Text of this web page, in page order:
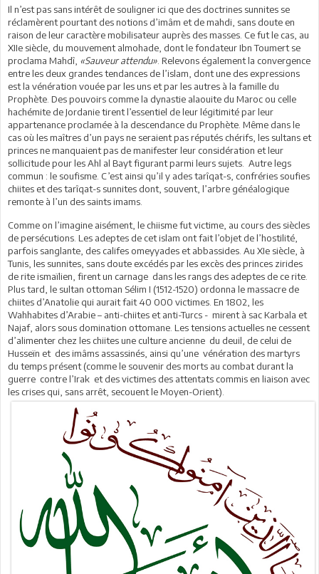
Il n’est pas sans intérêt de souligner ici que des doctrines sunnites se
réclamèrent pourtant des notions d’imâm et de mahdi, sans doute en
raison de leur caractère mobilisateur auprès des masses. Ce fut le cas, au
XIIe siècle, du mouvement almohade, dont le fondateur Ibn Toumert se
proclama Mahdî, «Sauveur attendu» . Relevons également la convergence
entre les deux grandes tendances de l’islam, dont une des expressions
est la vénération vouée par les uns et par les autres à la famille du
Prophète. Des pouvoirs comme la dynastie alaouite du Maroc ou celle
hachémite de Jordanie tirent l’essentiel de leur légitimité par leur
appartenance proclamée à la descendance du Prophète. Même dans le
cas où les maîtres d’un pays ne seraient pas réputés chérifs, les sultans et
princes ne manquaient pas de manifester leur considération et leur
sollicitude pour les Ahl al Bayt figurant parmi leurs sujets. Autre legs
commun : le soufisme. C’est ainsi qu’il y ades tarîqat-s, confréries soufies
chiites et des tarîqat-s sunnites dont, souvent, l’arbre généalogique
remonte à l’un des saints imams.
Comme on l’imagine aisément, le chiisme fut victime, au cours des siècles
de persécutions. Les adeptes de cet islam ont fait l’objet de l’hostilité,
parfois sanglante, des califes omeyyades et abbassides. Au XIe siècle, à
Tunis, les sunnites, sans doute excédés par les excès des princes zirides
de rite ismaïlien, firent un carnage dans les rangs des adeptes de ce rite.
Plus tard, le sultan ottoman Sélim I (1512-1520) ordonna le massacre de
chiites d’Anatolie qui aurait fait 40 000 victimes. En 1802, les
Wahhabites d’Arabie – anti-chiites et anti-Turcs - mirent à sac Karbala et
Najaf, alors sous domination ottomane. Les tensions actuelles ne cessent
d’alimenter chez les chiites une culture ancienne du deuil, de celui de
Husseïn et des imâms assassinés, ainsi qu’une vénération des martyrs
du temps présent (comme le souvenir des morts au combat durant la
guerre contre l’Irak et des victimes des attentats commis en liaison avec
les crises qui, sans arrêt, secouent le Moyen-Orient).